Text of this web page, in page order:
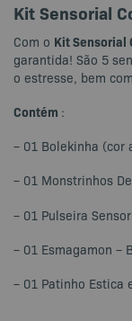
Kit Sensorial
Com o Kit Sensorial
garantida! São 5
o estresse, bem
Contém :
– 01 Bolekinha (cor
– 01 Monstrinhos
– 01 Pulseira
– 01 Esmagamon –
– 01 Patinho Estica